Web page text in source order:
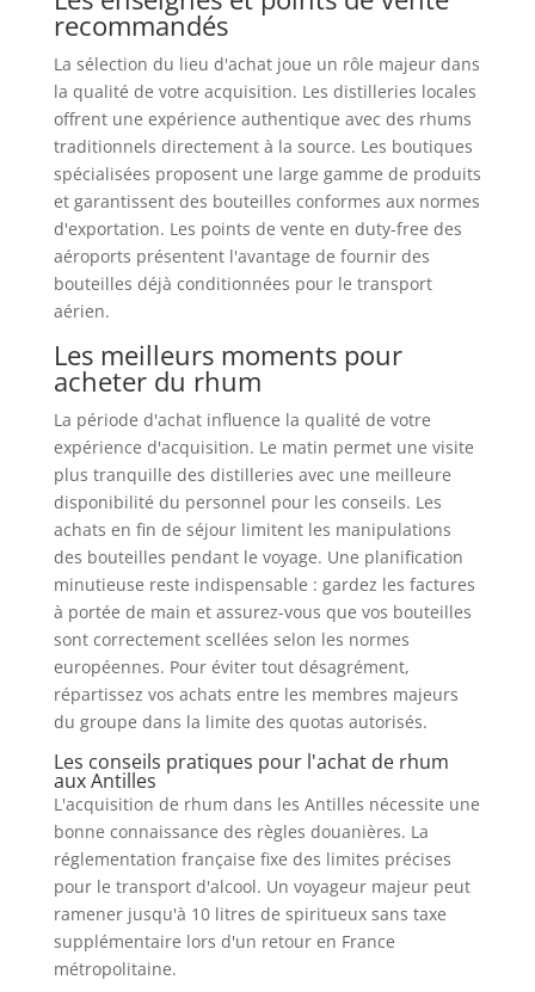
recommandés
La sélection du lieu d'achat joue un rôle majeur dans
la qualité de votre acquisition. Les distilleries locales
offrent une expérience authentique avec des rhums
traditionnels directement à la source. Les boutiques
spécialisées proposent une large gamme de produits
et garantissent des bouteilles conformes aux normes
d'exportation. Les points de vente en duty-free des
aéroports présentent l'avantage de fournir des
bouteilles déjà conditionnées pour le transport
aérien.
Les meilleurs moments pour
acheter du rhum
La période d'achat influence la qualité de votre
expérience d'acquisition. Le matin permet une visite
plus tranquille des distilleries avec une meilleure
disponibilité du personnel pour les conseils. Les
achats en fin de séjour limitent les manipulations
des bouteilles pendant le voyage. Une planification
minutieuse reste indispensable : gardez les factures
à portée de main et assurez-vous que vos bouteilles
sont correctement scellées selon les normes
européennes. Pour éviter tout désagrément,
répartissez vos achats entre les membres majeurs
du groupe dans la limite des quotas autorisés.
Les conseils pratiques pour l'achat de rhum
aux Antilles
L'acquisition de rhum dans les Antilles nécessite une
bonne connaissance des règles douanières. La
réglementation française fixe des limites précises
pour le transport d'alcool. Un voyageur majeur peut
ramener jusqu'à 10 litres de spiritueux sans taxe
supplémentaire lors d'un retour en France
métropolitaine.